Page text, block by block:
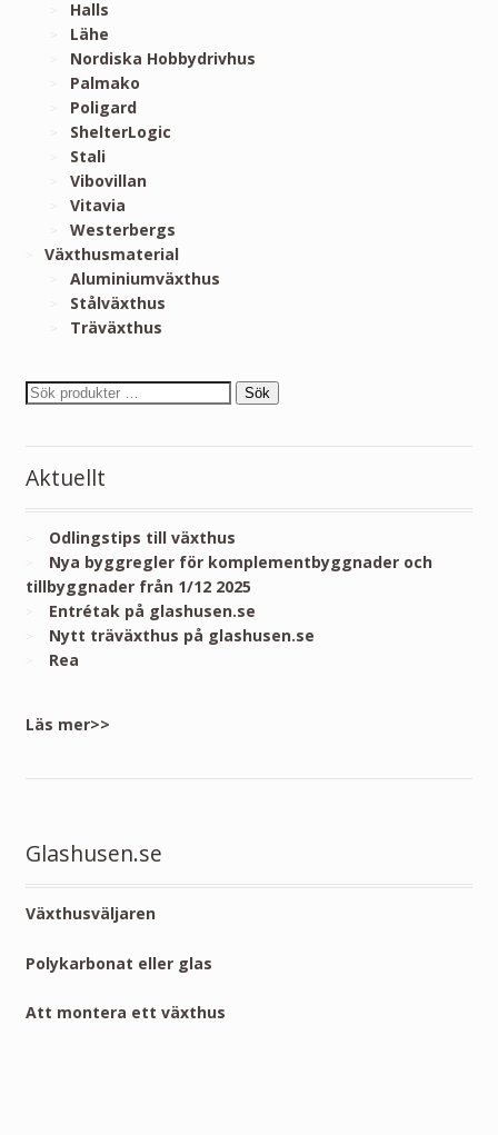
Halls
Lähe
Nordiska Hobbydrivhus
Palmako
Poligard
ShelterLogic
Stali
Vibovillan
Vitavia
Westerbergs
Växthusmaterial
Aluminiumväxthus
Stålväxthus
Träväxthus
Sök
Aktuellt
Odlingstips till växthus
Nya byggregler för komplementbyggnader och
tillbyggnader från 1/12 2025
Entrétak på glashusen.se
Nytt träväxthus på glashusen.se
Rea
Läs mer>>
Glashusen.se
Växthusväljaren
Polykarbonat eller glas
Att montera ett växthus